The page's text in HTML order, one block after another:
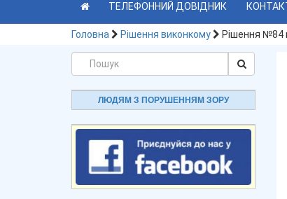
ТЕЛЕФОННИЙ ДОВІДНИК
Головна Рішення виконкому Рішення №84
ЛЮДЯМ З ПОРУШЕННЯМ ЗОРУ